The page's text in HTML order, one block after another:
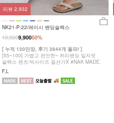
NK21-P-22/레이시 밴딩슬렉스
50%
19,9009,900
[ 누적 120만장, 후기 2844개 돌파! ]
[55~100] 가볍고 편안한~ 허리밴딩 일자핏
슬랙스 팬츠/빅사이즈 옵션가X #NAK MADE.
F,L
리뷰 2,932